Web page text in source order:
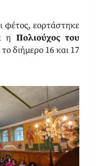
φέτος, εορτάστηκε
η Πολιούχος του
το διήμερο 16 και 17